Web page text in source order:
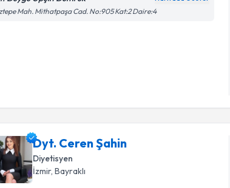
Mah. Mithatpaşa Cad. No:905 Kat:2 Daire:4
Dyt. Ceren Şahin
Diyetisyen
İzmir, Bayraklı